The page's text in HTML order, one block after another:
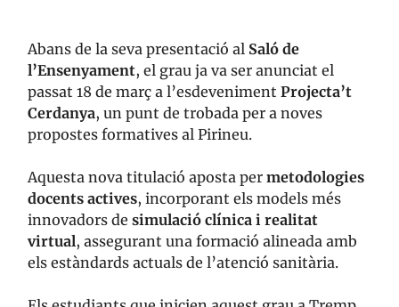
Abans de la seva presentació al Saló de
l’Ensenyament, el grau ja va ser anunciat el
passat 18 de març a l’esdeveniment Projecta’t
Cerdanya, un punt de trobada per a noves
propostes formatives al Pirineu.
Aquesta nova titulació aposta per metodologies
docents actives, incorporant els models més
innovadors de simulació clínica i realitat
virtual, assegurant una formació alineada amb
els estàndards actuals de l’atenció sanitària.